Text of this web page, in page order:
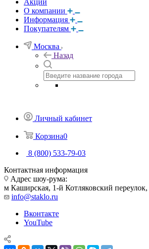
Акции
О компании
Информация
Покупателям
Москва
Назад
Личный кабинет
Корзина0
8 (800) 533-79-03
Контактная информация
Адрес шоу-рума:
м Каширская, 1-й Котляковский переулок,
info@staklo.ru
Вконтакте
YouTube